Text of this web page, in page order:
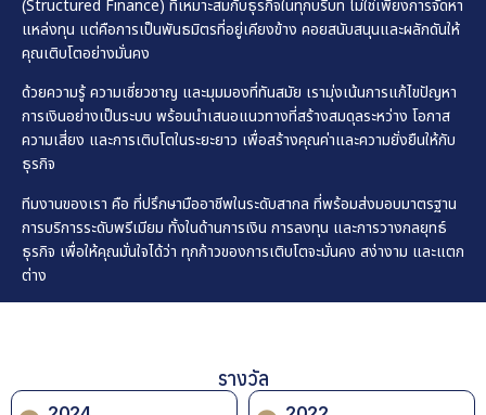
(Structured Finance) ที่เหมาะสมกับธุรกิจในทุกบริบท ไม่ใช่เพียงการจัดหา
แหล่งทุน แต่คือการเป็นพันธมิตรที่อยู่เคียงข้าง คอยสนับสนุนและผลักดันให้
คุณเติบโตอย่างมั่นคง
ด้วยความรู้ ความเชี่ยวชาญ และมุมมองที่ทันสมัย เรามุ่งเน้นการแก้ไขปัญหา
การเงินอย่างเป็นระบบ พร้อมนำเสนอแนวทางที่สร้างสมดุลระหว่าง โอกาส
ความเสี่ยง และการเติบโตในระยะยาว เพื่อสร้างคุณค่าและความยั่งยืนให้กับ
ธุรกิจ
ทีมงานของเรา คือ ที่ปรึกษามืออาชีพในระดับสากล ที่พร้อมส่งมอบมาตรฐาน
การบริการระดับพรีเมียม ทั้งในด้านการเงิน การลงทุน และการวางกลยุทธ์
ธุรกิจ เพื่อให้คุณมั่นใจได้ว่า ทุกก้าวของการเติบโตจะมั่นคง สง่างาม และแตก
ต่าง
รางวัล